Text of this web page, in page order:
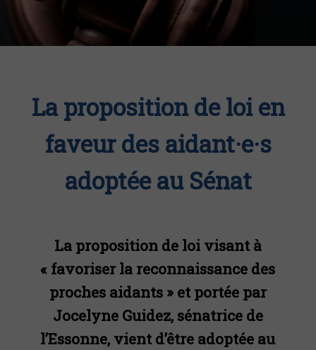
La proposition de loi en
faveur des aidant·e·s
adoptée au Sénat
La proposition de loi visant à
« favoriser la reconnaissance des
proches aidants » et portée par
Jocelyne Guidez, sénatrice de
l’Essonne, vient d’être adoptée au